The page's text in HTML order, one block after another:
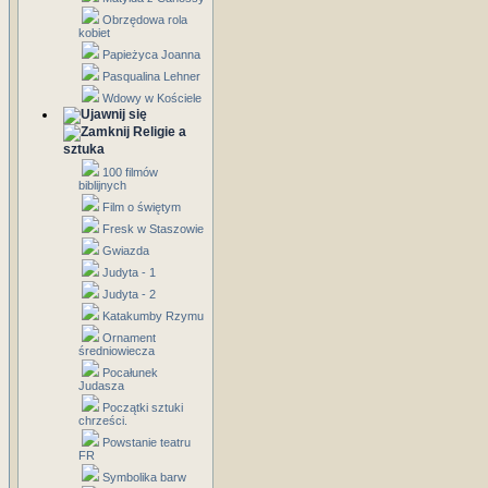
Obrzędowa rola
kobiet
Papieżyca Joanna
Pasqualina Lehner
Wdowy w Kościele
Religie a
sztuka
100 filmów
biblijnych
Film o świętym
Fresk w Staszowie
Gwiazda
Judyta - 1
Judyta - 2
Katakumby Rzymu
Ornament
średniowiecza
Pocałunek
Judasza
Początki sztuki
chrześci.
Powstanie teatru
FR
Symbolika barw